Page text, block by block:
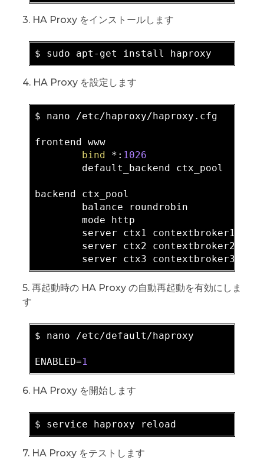
3. HA Proxy をインストールします
4. HA Proxy を設定します
$ nano /etc/haproxy/haproxy.cfg
frontend www
bind *: 1026
        default_backend ctx_pool
backend ctx_pool
        balance roundrobin
        mode http
        server ctx1 contextbroker1:
        server ctx2 contextbroker2:
        server ctx3 contextbroker3:
5. 再起動時の HA Proxy の自動再起動を有効にしま
す
$ nano /etc/default/haproxy
ENABLED=1
6. HA Proxy を開始します
7. HA Proxy をテストします